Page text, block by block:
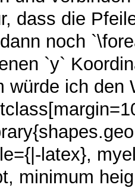
dass die
noch
`y`
würde ich den
latex},
minimum